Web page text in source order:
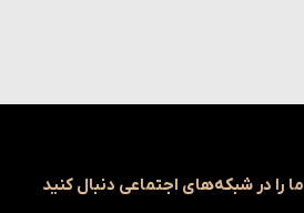
ما را در شبکه‌های اجتماعی دنبال کنید